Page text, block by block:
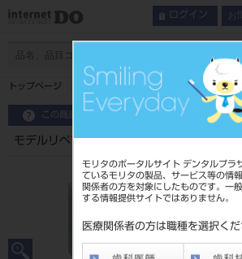
モリタのポータルサイト デンタルプラ
ているモリタの製品、サービス等の情
関係者の方を対象にしたものです。一
する情報提供サイトではありません。
医療関係者の方は職種を選択くだ
ログイン お
トップページ モデルリペアー 硬化液
この商品に関するお問い合わせ
モデルリペアー 硬化液
品目コード